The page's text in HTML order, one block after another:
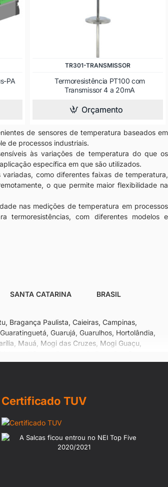
de sensores de temperatura baseados em
de processos industriais.
às variações de temperatura do que os
específica em que são utilizados.
como diferentes faixas de temperatura,
o que permite maior flexibilidade na
nas medições de temperatura em processos
termoresistências, com diferentes modelos e
PA
TR301-TRANSMISSOR
Termoresistência PT100 com
Transmissor 4 a 20mA
Orçamento
SANTA CATARINA BRASIL
Bragança Paulista, Caieiras, Campinas,
Guarujá, Guarulhos, Hortolândia,
Mauá, Mogi das Cruzes, Mogi Guaçu,
d'Oeste, Santana de Parnaíba, Santo
Sumaré, Suzano, Taboão da Serra, Tatuí,
Certificado TUV